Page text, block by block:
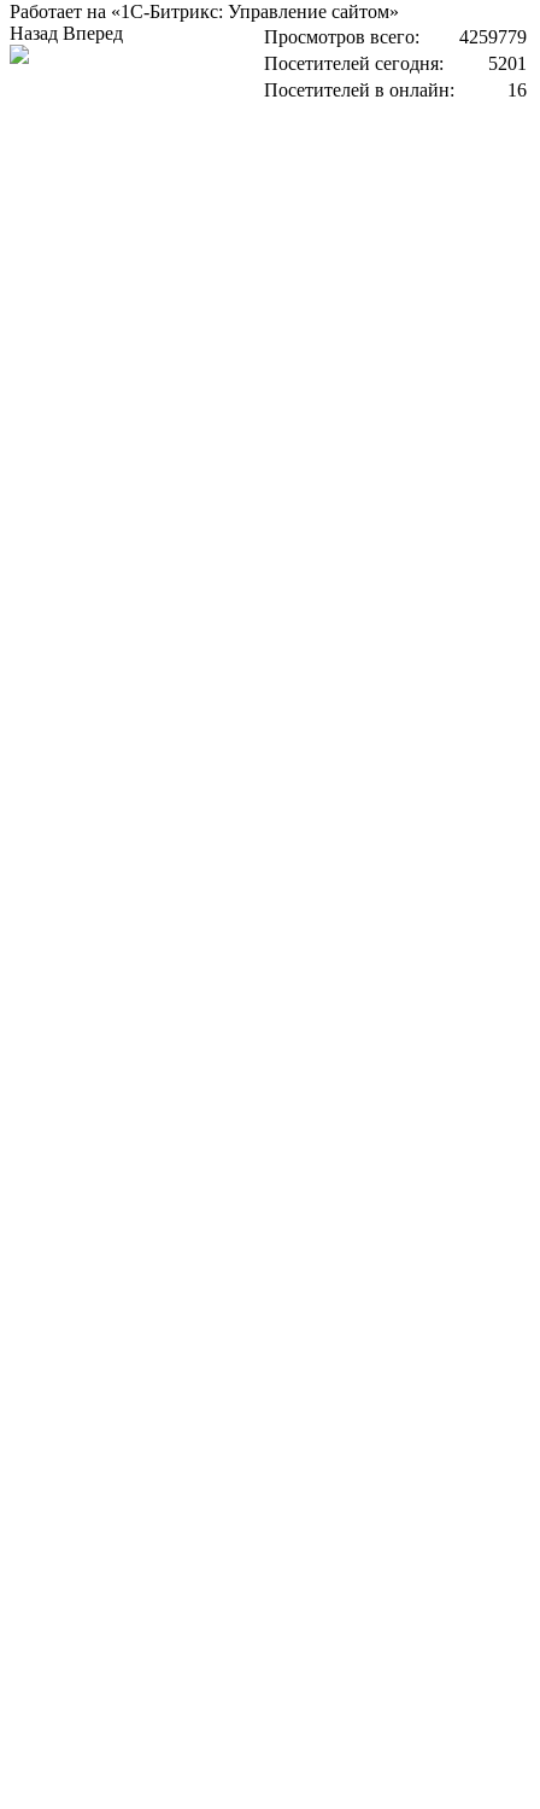
Работает на «1С-Битрикс: Управление сайтом»
Просмотров всего:
4259779
Посетителей сегодня:
5201
Посетителей в онлайн:
16
Назад Вперед